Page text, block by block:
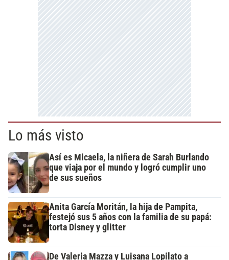
Lo más visto
Así es Micaela, la niñera de Sarah Burlando
que viaja por el mundo y logró cumplir uno
de sus sueños
Anita García Moritán, la hija de Pampita,
festejó sus 5 años con la familia de su papá:
torta Disney y glitter
De Valeria Mazza y Luisana Lopilato a